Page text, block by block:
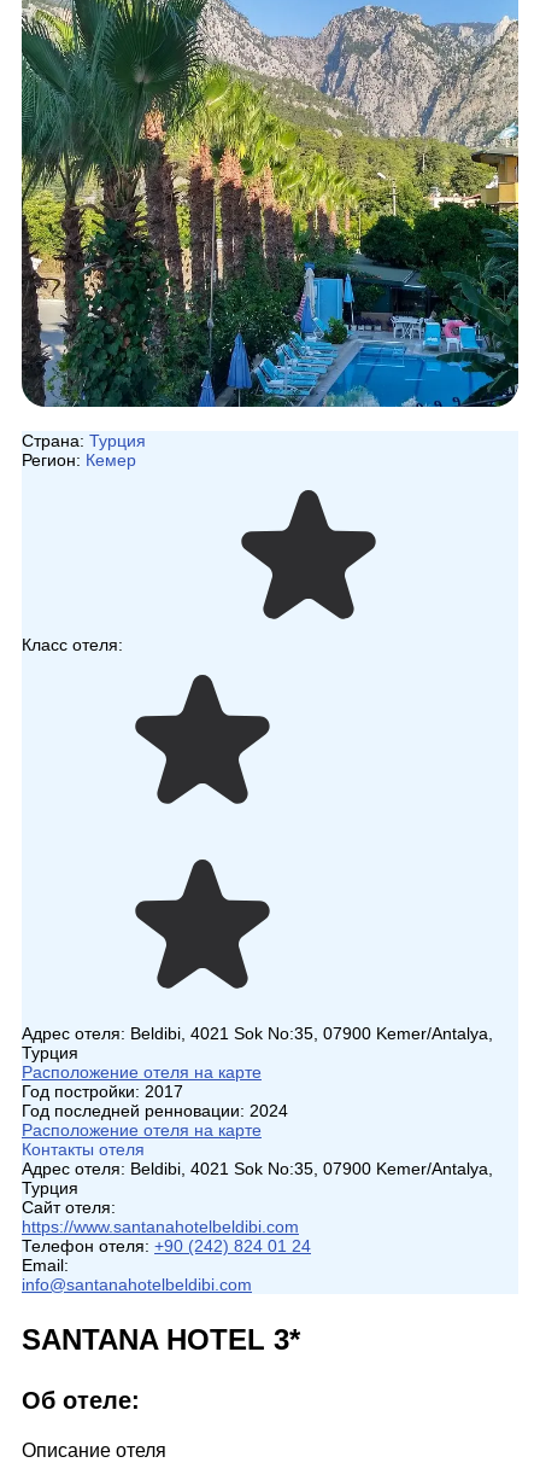
Страна: Турция
Регион: Кемер
Класс отеля:
Адрес отеля: Beldibi, 4021 Sok No:35, 07900 Kemer/Antalya,
Турция
Расположение отеля на карте
Год постройки: 2017
Год последней ренновации: 2024
Расположение отеля на карте
Контакты отеля
Адрес отеля: Beldibi, 4021 Sok No:35, 07900 Kemer/Antalya,
Турция
Сайт отеля:
https://www.santanahotelbeldibi.com
Телефон отеля: +90 (242) 824 01 24
Email:
info@santanahotelbeldibi.com
SANTANA HOTEL 3*
Об отеле:
Описание отеля